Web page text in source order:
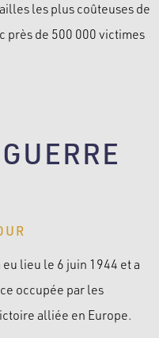
les plus coûteuses de
près de 500 000 victimes
lieu le 6 juin 1944 et a
occupée par les
alliée en Europe.